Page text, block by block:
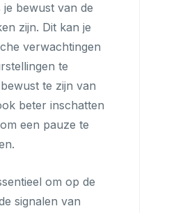
bewust van de
zijn. Dit kan je
verwachtingen
te
te zijn van
beter inschatten
een pauze te
om op de
signalen van